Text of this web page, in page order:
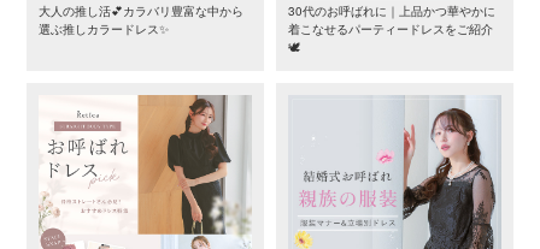
大人の推し活💕カラバリ豊富な中から
選ぶ推しカラードレス✨
30代のお呼ばれに｜上品かつ華やかに
着こなせるパーティードレスをご紹介
🕊️